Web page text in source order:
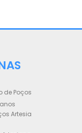
de Poços
Artesia